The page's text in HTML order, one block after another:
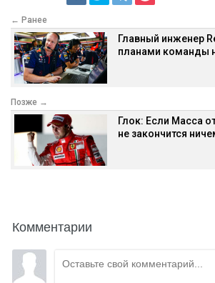
← Ранее
Главный инженер
планами команды
Позже →
Глок: Если Масса
не закончится
Комментарии